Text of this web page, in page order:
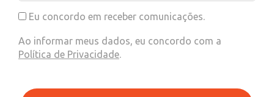
Eu concordo em receber comunicações.
Ao informar meus dados, eu concordo com a
Política de Privacidade.